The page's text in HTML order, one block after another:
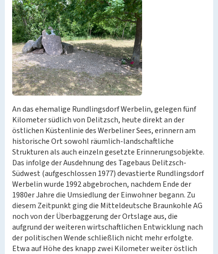
An das ehemalige Rundlingsdorf Werbelin, gelegen fünf
Kilometer südlich von Delitzsch, heute direkt an der
östlichen Küstenlinie des Werbeliner Sees, erinnern am
historische Ort sowohl räumlich-landschaftliche
Strukturen als auch einzeln gesetzte Erinnerungsobjekte.
Das infolge der Ausdehnung des Tagebaus Delitzsch-
Südwest (aufgeschlossen 1977) devastierte Rundlingsdorf
Werbelin wurde 1992 abgebrochen, nachdem Ende der
1980er Jahre die Umsiedlung der Einwohner begann. Zu
diesem Zeitpunkt ging die Mitteldeutsche Braunkohle AG
noch von der Überbaggerung der Ortslage aus, die
aufgrund der weiteren wirtschaftlichen Entwicklung nach
der politischen Wende schließlich nicht mehr erfolgte.
Etwa auf Höhe des knapp zwei Kilometer weiter östlich